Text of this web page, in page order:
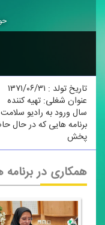
تاریخ تولد : ۱۳۷۱/۰۶/۳۱
عنوان شغلی: تهیه كننده
سال ورود به رادیو سلامت ۱۴۰۰
برنامه هایی كه در حال
پخش
همکاری در